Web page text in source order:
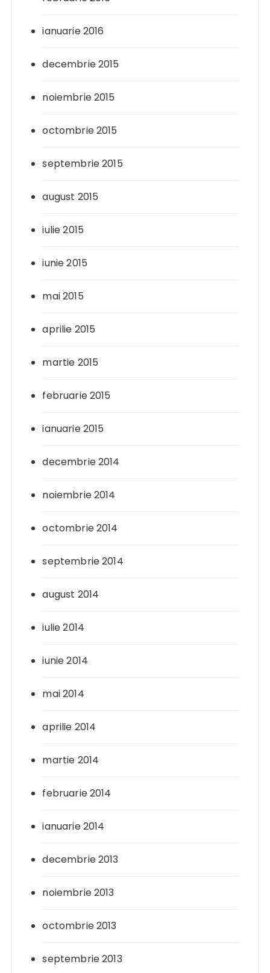
ianuarie 2016
decembrie 2015
noiembrie 2015
octombrie 2015
septembrie 2015
august 2015
iulie 2015
iunie 2015
mai 2015
aprilie 2015
martie 2015
februarie 2015
ianuarie 2015
decembrie 2014
noiembrie 2014
octombrie 2014
septembrie 2014
august 2014
iulie 2014
iunie 2014
mai 2014
aprilie 2014
martie 2014
februarie 2014
ianuarie 2014
decembrie 2013
noiembrie 2013
octombrie 2013
septembrie 2013